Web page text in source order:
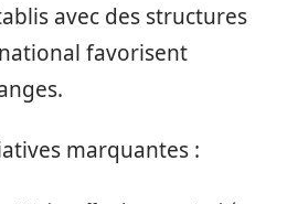
avec des structures
favorisent
marquantes :